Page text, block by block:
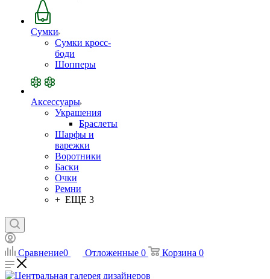
Сумки
Сумки кросс-
боди
Шопперы
Аксессуары
Украшения
Браслеты
Шарфы и
варежки
Воротники
Баски
Очки
Ремни
+ ЕЩЕ 3
Сравнение0 Отложенные 0 Корзина 0